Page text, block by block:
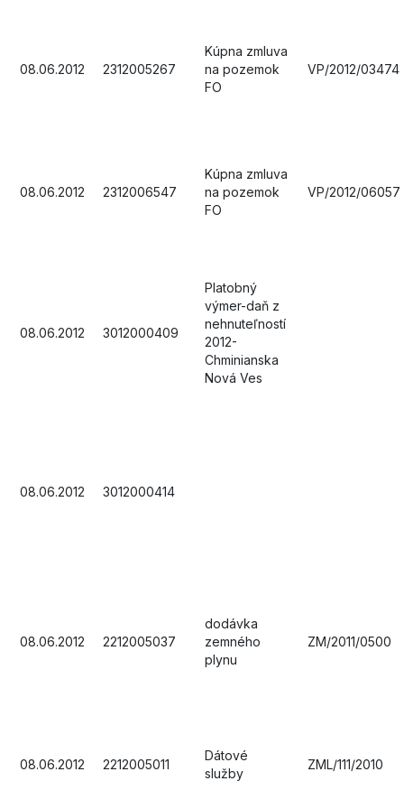
08.06.2012 2312005267
Kúpna zmluva
na pozemok
FO
VP/2012/03474
08.06.2012 2312006547
Kúpna zmluva
na pozemok
FO
VP/2012/06057
08.06.2012 3012000409
Platobný
výmer-daň z
nehnuteľností
2012-
Chminianska
Nová Ves
08.06.2012 3012000414
08.06.2012 2212005037
dodávka
zemného
plynu
ZM/2011/0500
08.06.2012 2212005011
Dátové
služby
ZML/111/2010